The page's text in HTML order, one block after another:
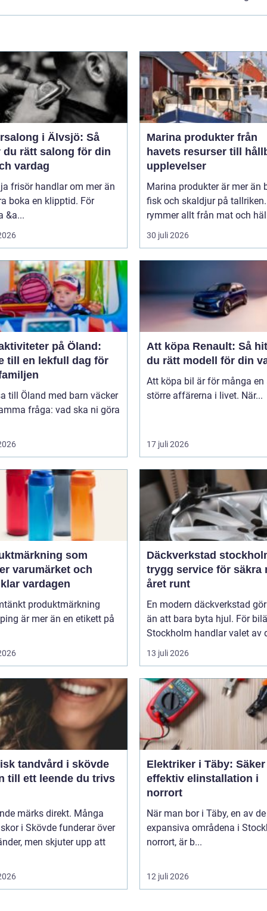
i Älvsjö: Så
du rätt salong för din
vardag
frisör handlar om mer än
boka en klipptid. För
&a...
Marina produkter från
havets resurser till
upplevelser
Marina produkter är mer än
fisk och skaldjur på
rymmer allt från mat och
30 juli 2026
på Öland:
till en lekfull dag för
till Öland med barn väcker
fråga: vad ska ni göra
Att köpa Renault: Så
du rätt modell för din
Att köpa bil är för många en
större affärerna i livet. När...
17 juli 2026
som
varumärket och
vardagen
produktmärkning
är mer än en etikett på
Däckverkstad
trygg service för säkra
året runt
En modern däckverkstad
än att bara byta hjul. För
Stockholm handlar valet av
13 juli 2026
tandvård i skövde
till ett leende du trivs
märks direkt. Många
i Skövde funderar över
men skjuter upp att
Elektriker i Täby:
effektiv elinstallation i
norrort
När man bor i Täby, en av
expansiva områdena i
norrort, är b...
12 juli 2026